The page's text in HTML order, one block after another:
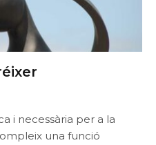
i necessària per a la
una funció